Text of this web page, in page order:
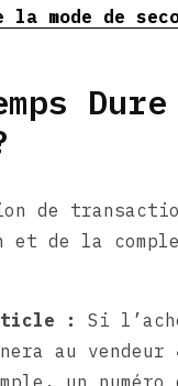
la mode de
de
et de la
:
Si
au vendeur
un